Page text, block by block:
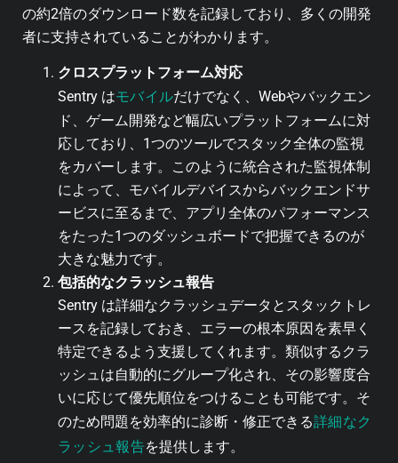
の約2倍のダウンロード数を記録しており、多くの開発
者に支持されていることがわかります。
クロスプラットフォーム対応
Sentry はモバイルだけでなく、Webやバックエン
ド、ゲーム開発など幅広いプラットフォームに対
応しており、1つのツールでスタック全体の監視
をカバーします。このように統合された監視体制
によって、モバイルデバイスからバックエンドサ
ービスに至るまで、アプリ全体のパフォーマンス
をたった1つのダッシュボードで把握できるのが
大きな魅力です。
包括的なクラッシュ報告
Sentry は詳細なクラッシュデータとスタックトレ
ースを記録しておき、エラーの根本原因を素早く
特定できるよう支援してくれます。類似するクラ
ッシュは自動的にグループ化され、その影響度合
いに応じて優先順位をつけることも可能です。そ
のため問題を効率的に診断・修正できる詳細なク
ラッシュ報告を提供します。